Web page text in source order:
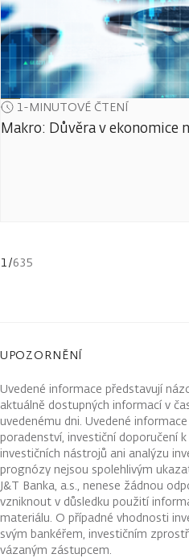
1-MINUTOVÉ ČTENÍ
Makro: Důvěra v ekonomice
1/635
UPOZORNĚNÍ
Uvedené informace představují
aktuálně dostupných informací v
uvedenému dni. Uvedené
poradenství, investiční doporučení
investičních nástrojů ani analýzu
prognózy nejsou spolehlivým
J&T Banka, a.s., nenese žádnou
vzniknout v důsledku použití
materiálu. O případné vhodnosti
svým bankéřem, investičním
vázaným zástupcem.